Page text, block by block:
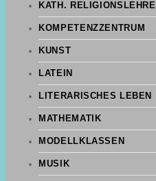
KATH. RELIGIONSLEHRE
KOMPETENZZENTRUM
KUNST
LATEIN
LITERARISCHES LEBEN
MATHEMATIK
MODELLKLASSEN
MUSIK